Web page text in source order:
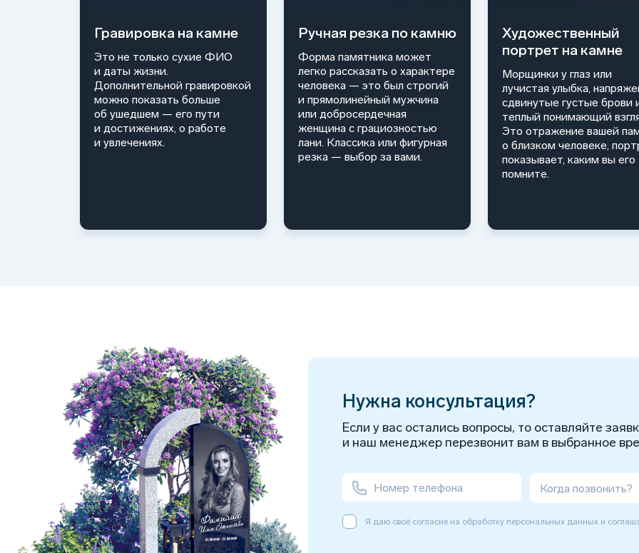
Гравировка на камне
Это не только сухие ФИО
и даты жизни.
Дополнительной гравировкой
можно показать больше
об ушедшем — его пути
и достижениях, о работе
и увлечениях.
Ручная резка по камню
Форма памятника может
легко рассказать о характере
человека — это был строгий
и прямолинейный мужчина
или добросердечная
женщина с грациозностью
лани. Классика или фигурная
резка — выбор за вами.
Художественный
портрет на камне
Морщинки у глаз или
лучистая улыбка,
сдвинутые густые брови
теплый понимающий
Это отражение вашей
о близком человеке,
показывает, каким вы его
помните.
Нужна консультация?
Если у вас остались вопросы, то оставляйте
и наш менеджер перезвонит вам в выбранное
Когда позвонить?
Я даю своё согласие на обработку персональных данных и